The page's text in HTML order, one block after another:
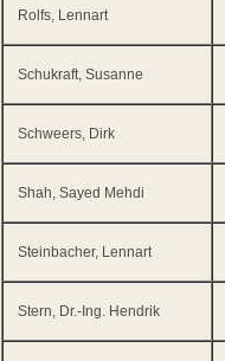
Rolfs, Lennart
Schukraft, Susanne
Schweers, Dirk
Shah, Sayed Mehdi
Steinbacher, Lennart
Stern, Dr.-Ing. Hendrik